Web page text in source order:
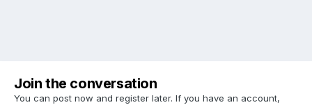
Join the conversation
You can post now and register later. If you have an account,